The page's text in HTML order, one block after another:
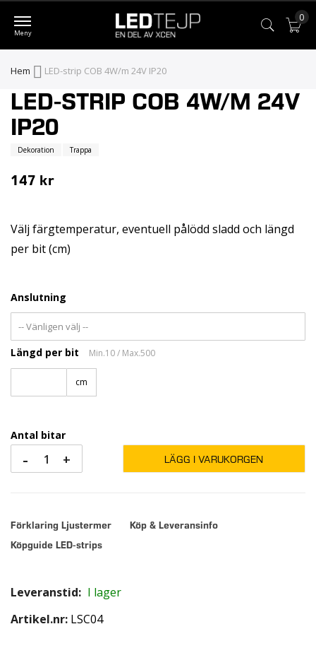
0
Hem LED-strip COB 4W/m 24V IP20
Skip
to
the
end
of
gallery
Skip
to
the
beginning
of
gallery
LED-STRIP COB 4W/M 24V
IP20
Dekoration Trappa
147 kr
Välj färgtemperatur, eventuell pålödd sladd och längd
per bit (cm)
Anslutning
Längd per bit Min.10 / Max.500
cm
Antal bitar
- + LÄGG I VARUKORGEN
Förklaring Ljustermer
Köp & Leveransinfo
Köpguide LED-strips
Leveranstid: I lager
Artikel.nr LSC04